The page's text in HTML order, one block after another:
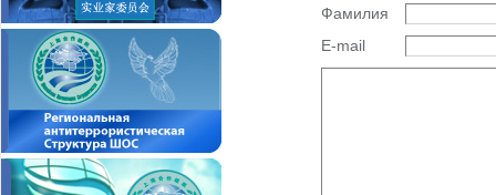
Фамилия
E-mail